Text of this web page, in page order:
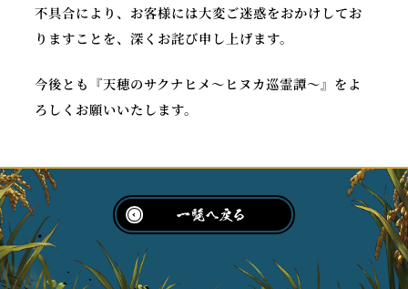
不具合により、お客様には大変ご迷惑をおかけしてお
りますことを、深くお詫び申し上げます。
今後とも『天穂のサクナヒメ～ヒヌカ巡霊譚～』をよ
ろしくお願いいたします。